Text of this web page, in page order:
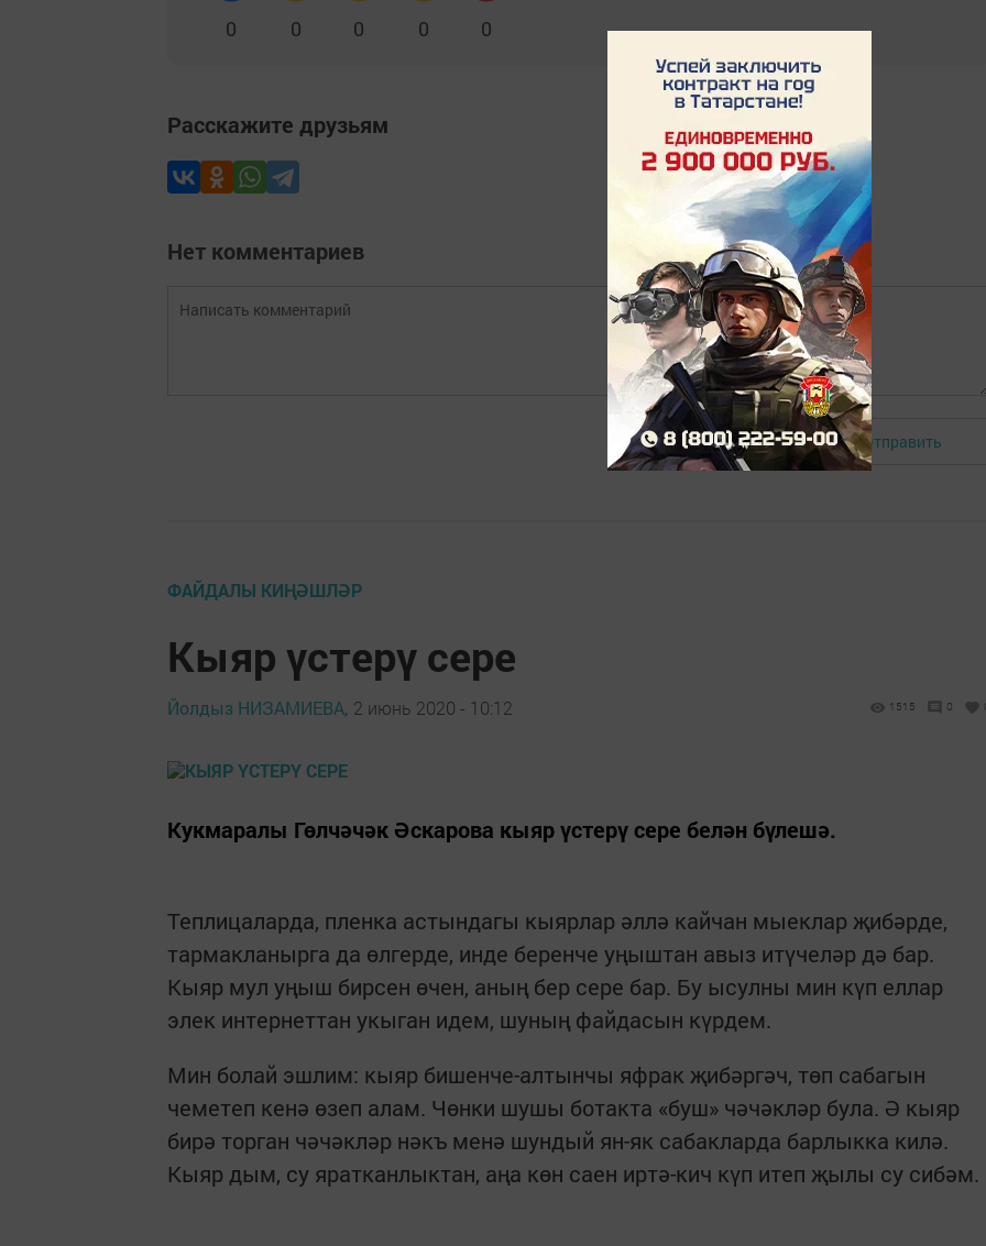
0 0 0 0 0
Расскажите друзьям
Нет комментариев
Авторизоваться Отправить
ФАЙДАЛЫ КИҢӘШЛӘР
Кыяр үстерү сере
Йолдыз НИЗАМИЕВА, 2 июнь 2020 - 10:12 1515 0
Кукмаралы Гөлчәчәк Әскарова кыяр үстерү сере белән бүлешә.
Теплицаларда, пленка астындагы кыярлар әллә кайчан мыеклар җибәрде,
тармакланырга да өлгерде, инде беренче уңыштан авыз итүчеләр дә бар.
Кыяр мул уңыш бирсен өчен, аның бер сере бар. Бу ысулны мин күп еллар
элек интернеттан укыган идем, шуның файдасын күрдем.
Мин болай эшлим: кыяр бишенче-алтынчы яфрак җибәргәч, төп сабагын
чеметеп кенә өзеп алам. Чөнки шушы ботакта «буш» чәчәкләр була. Ә кыяр
бирә торган чәчәкләр нәкъ менә шундый ян-як сабакларда барлыкка килә.
Кыяр дым, су яратканлыктан, аңа көн саен иртә-кич күп итеп җылы су сибәм.